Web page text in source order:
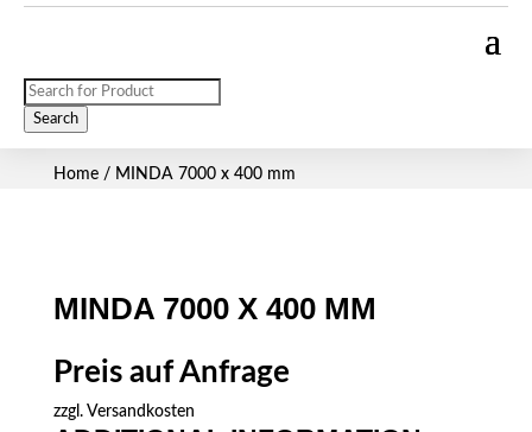
Products
search
Search
Home/ MINDA 7000 x 400 mm
MINDA 7000 X 400 MM
Preis auf Anfrage
zzgl. Versandkosten